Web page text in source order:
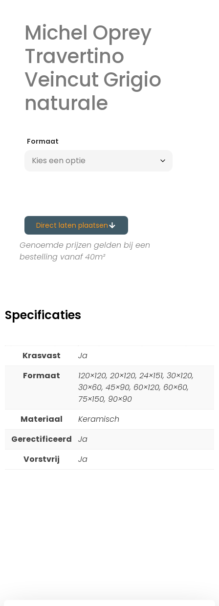
Michel Oprey
Travertino
Veincut Grigio
naturale
Formaat
Direct laten plaatsen
Genoemde prijzen gelden bij een
bestelling vanaf 40m²
Specificaties
Krasvast
Ja
Formaat
120×120, 20×120, 24×151, 30×120,
30×60, 45×90, 60×120, 60×60,
75×150, 90×90
Materiaal
Keramisch
Gerectificeerd
Ja
Vorstvrij
Ja